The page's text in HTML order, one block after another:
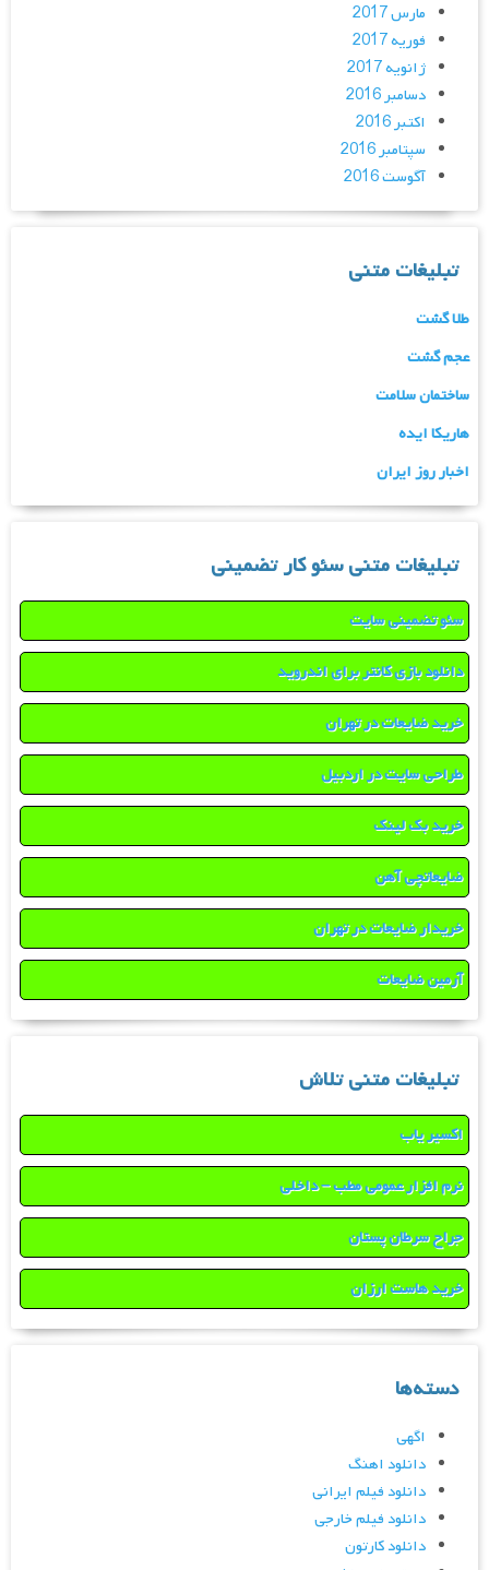
مارس 2017
فوریه 2017
ژانویه 2017
دسامبر 2016
اکتبر 2016
سپتامبر 2016
آگوست 2016
تبلیغات متنی
طلا گشت
عجم گشت
ساختمان سلامت
هاریکا ایده
اخبار روز ایران
تبلیغات متنی سئو کار تضمینی
سئو تضمینی سایت
دانلود بازی کانتر برای اندروید
خرید ضایعات در تهران
طراحی سایت در اردبیل
خرید بک لینک
ضایعاتچی آهن
خریدار ضایعات در تهران
آرمین ضایعات
تبلیغات متنی تلاش
اکسیر یاب
نرم افزار عمومی مطب – داخلی
جراح سرطان پستان
خرید هاست ارزان
دسته‌ها
اگهی
دانلود اهنگ
دانلود فیلم ایرانی
دانلود فیلم خارجی
دانلود کارتون